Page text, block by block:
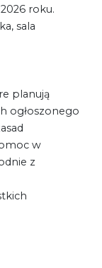
roku.
sala
planują
ogłoszonego
w
z